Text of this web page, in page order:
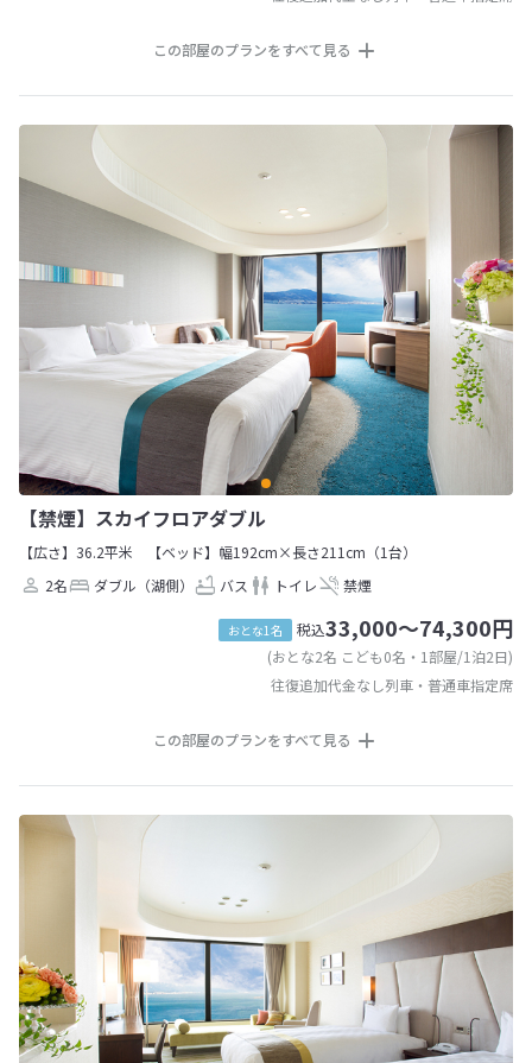
この部屋のプランをすべて見る
【禁煙】スカイフロアダブル
【広さ】36.2平米
【ベッド】幅192cm×長さ211cm（1台）
2名
ダブル（湖側） バス トイレ 禁煙
おとな1名 税込33,000～74,300円
(おとな2名 こども0名・1部屋/1泊2日)
往復追加代金なし列車・普通車指定席
この部屋のプランをすべて見る